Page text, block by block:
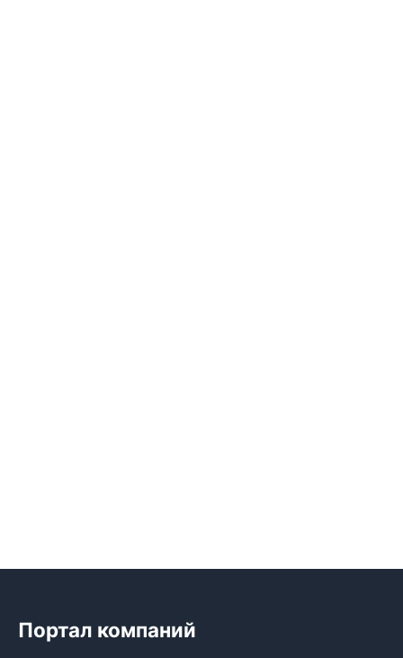
Портал компаний